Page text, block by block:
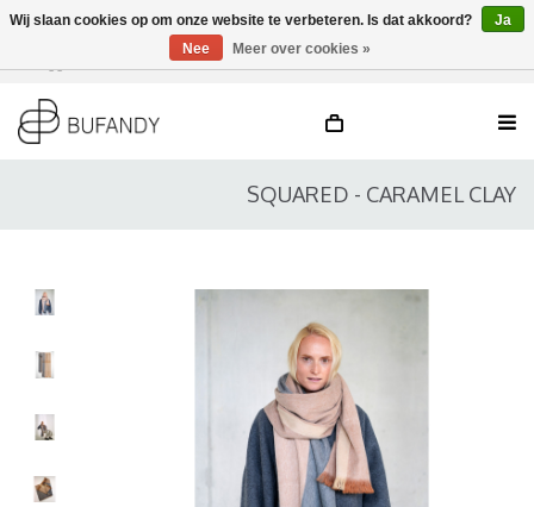
DE / EN
SQUARED - CARAMEL CLAY
Wij slaan cookies op om onze website te verbeteren. Is dat akkoord?
Ja
Nee
Meer over cookies »